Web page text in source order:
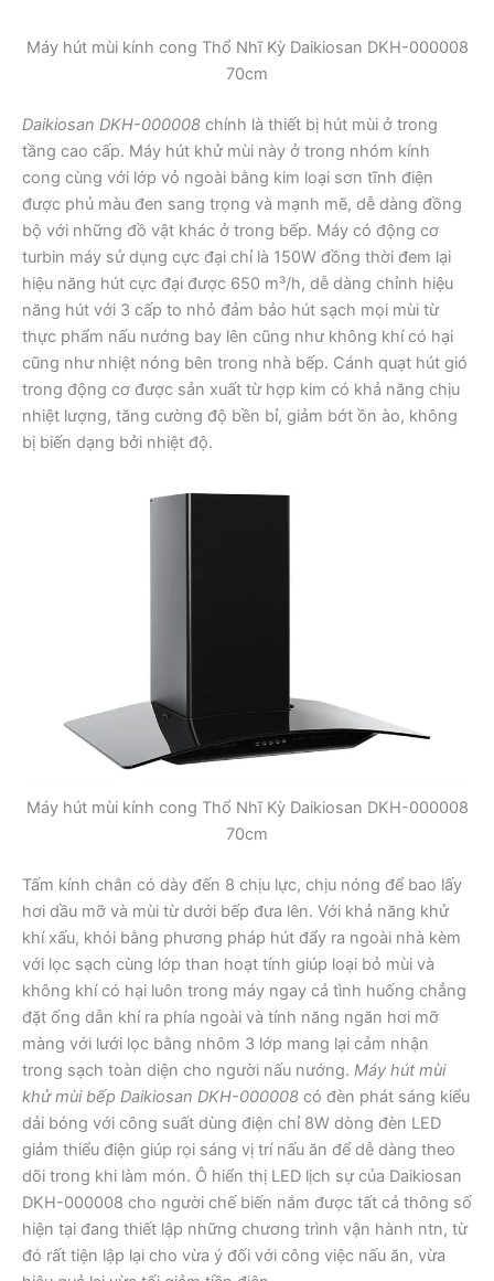
Máy hút mùi kính cong Thổ Nhĩ Kỳ Daikiosan DKH-000008
70cm
Daikiosan DKH-000008 chính là thiết bị hút mùi ở trong
tầng cao cấp. Máy hút khử mùi này ở trong nhóm kính
cong cùng với lớp vỏ ngoài bằng kim loại sơn tĩnh điện
được phủ màu đen sang trọng và mạnh mẽ, dễ dàng đồng
bộ với những đồ vật khác ở trong bếp. Máy có động cơ
turbin máy sử dụng cực đại chỉ là 150W đồng thời đem lại
hiệu năng hút cực đại được 650 m³/h, dễ dàng chỉnh hiệu
năng hút với 3 cấp to nhỏ đảm bảo hút sạch mọi mùi từ
thực phẩm nấu nướng bay lên cũng như không khí có hại
cũng như nhiệt nóng bên trong nhà bếp. Cánh quạt hút gió
trong động cơ được sản xuất từ hợp kim có khả năng chịu
nhiệt lượng, tăng cường độ bền bỉ, giảm bớt ồn ào, không
bị biến dạng bởi nhiệt độ.
Máy hút mùi kính cong Thổ Nhĩ Kỳ Daikiosan DKH-000008
70cm
Tấm kính chắn có dày đến 8 chịu lực, chịu nóng để bao lấy
hơi dầu mỡ và mùi từ dưới bếp đưa lên. Với khả năng khử
khí xấu, khói bằng phương pháp hút đẩy ra ngoài nhà kèm
với lọc sạch cùng lớp than hoạt tính giúp loại bỏ mùi và
không khí có hại luôn trong máy ngay cả tình huống chẳng
đặt ống dẫn khí ra phía ngoài và tính năng ngăn hơi mỡ
màng với lưới lọc bằng nhôm 3 lớp mang lại cảm nhận
trong sạch toàn diện cho người nấu nướng. Máy hút mùi
khử mùi bếp Daikiosan DKH-000008 có đèn phát sáng kiểu
dải bóng với công suất dùng điện chỉ 8W dòng đèn LED
giảm thiểu điện giúp rọi sáng vị trí nấu ăn để dễ dàng theo
dõi trong khi làm món. Ô hiển thị LED lịch sự của Daikiosan
DKH-000008 cho người chế biến nắm được tất cả thông số
hiện tại đang thiết lập những chương trình vận hành ntn, từ
đó rất tiện lập lại cho vừa ý đối với công việc nấu ăn, vừa